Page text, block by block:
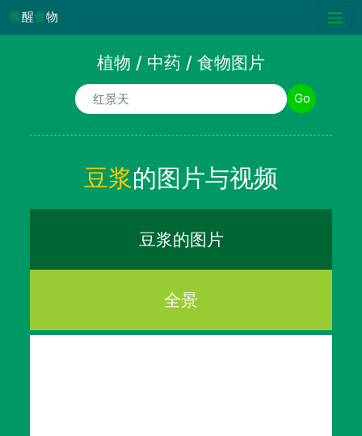
唤醒食物
植物 / 中药 / 食物图片
植物/中药/食物名称 Go
豆浆的图片与视频
豆浆的图片
全景